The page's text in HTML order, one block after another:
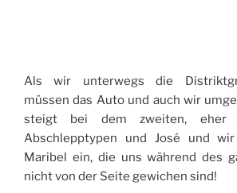
Als wir unterwegs die
müssen das Auto und auch wir
steigt bei dem zweiten, eher
Abschlepptypen und José und
Maribel ein, die uns während des
nicht von der Seite gewichen sind!